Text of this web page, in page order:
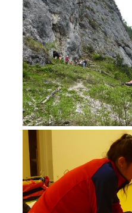
DEVENIR MEMBRE